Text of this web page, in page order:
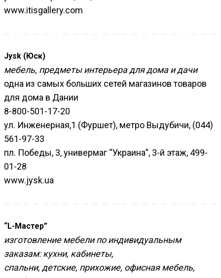
www.itisgallery.com
Jysk (Юск)
мебель, предметы интерьера для дома и дачи
одна из самых больших сетей магазинов товаров
для дома в Дании
8-800-501-17-20
ул. Инженерная,1 (Фуршет), метро Выдубичи, (044)
561-97-33
пл. Победы, 3, универмаг “Украина”, 3-й этаж, 499-
01-28
www.jysk.ua
“L-Мастер”
изготовление мебели по индивидуальным
заказам: кухни, кабинеты,
спальни, детские, прихожие, офисная мебель,